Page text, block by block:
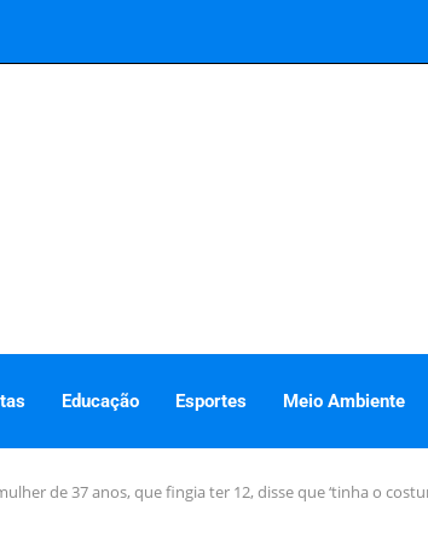
Educação Esportes Meio Ambiente
de 37 anos, que fingia ter 12, disse que ‘tinha o